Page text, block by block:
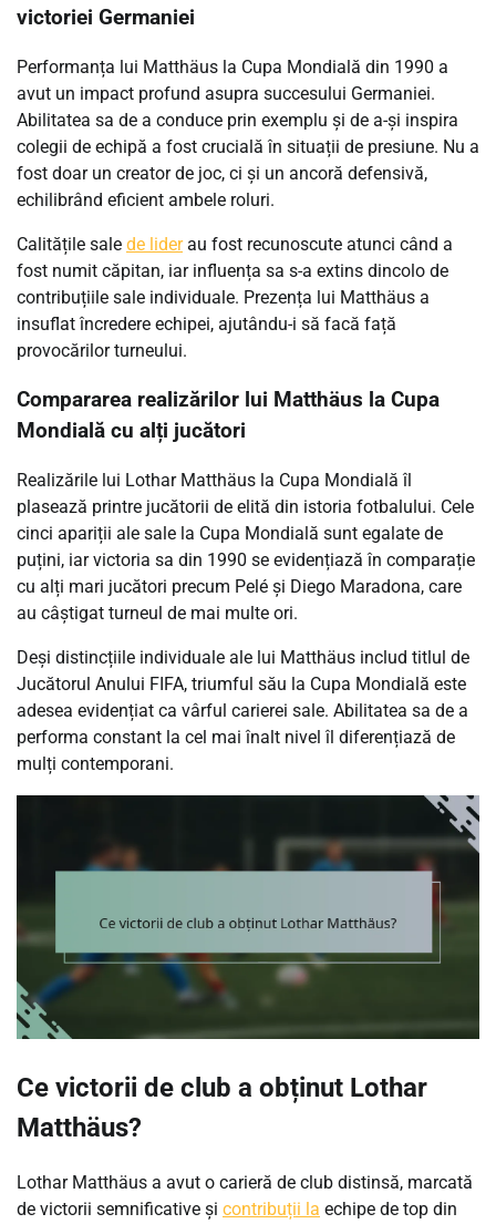
victoriei Germaniei
Performanța lui Matthäus la Cupa Mondială din 1990 a
avut un impact profund asupra succesului Germaniei.
Abilitatea sa de a conduce prin exemplu și de a-și inspira
colegii de echipă a fost crucială în situații de presiune. Nu a
fost doar un creator de joc, ci și un ancoră defensivă,
echilibrând eficient ambele roluri.
Calitățile sale de liderau fost recunoscute atunci când a
fost numit căpitan, iar influența sa s-a extins dincolo de
contribuțiile sale individuale. Prezența lui Matthäus a
insuflat încredere echipei, ajutându-i să facă față
provocărilor turneului.
Compararea realizărilor lui Matthäus la Cupa
Mondială cu alți jucători
Realizările lui Lothar Matthäus la Cupa Mondială îl
plasează printre jucătorii de elită din istoria fotbalului. Cele
cinci apariții ale sale la Cupa Mondială sunt egalate de
puțini, iar victoria sa din 1990 se evidențiază în comparație
cu alți mari jucători precum Pelé și Diego Maradona, care
au câștigat turneul de mai multe ori.
Deși distincțiile individuale ale lui Matthäus includ titlul de
Jucătorul Anului FIFA, triumful său la Cupa Mondială este
adesea evidențiat ca vârful carierei sale. Abilitatea sa de a
performa constant la cel mai înalt nivel îl diferențiază de
mulți contemporani.
Ce victorii de club a obținut Lothar
Matthäus?
Lothar Matthäus a avut o carieră de club distinsă, marcată
de victorii semnificative și contribuții la echipe de top din